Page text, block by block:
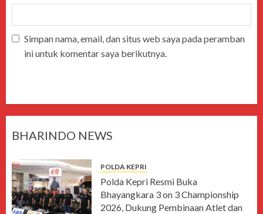
Simpan nama, email, dan situs web saya pada peramban
ini untuk komentar saya berikutnya.
BHARINDO NEWS
POLDA KEPRI
Polda Kepri Resmi Buka
Bhayangkara 3 on 3 Championship
2026, Dukung Pembinaan Atlet dan